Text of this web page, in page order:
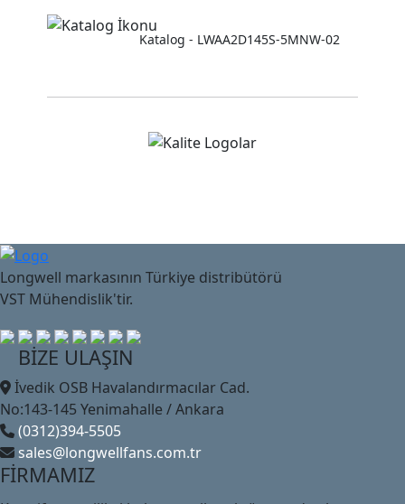
Katalog - LWAA2D145S-5MNW-02
Longwell markasının Türkiye distribütörü
VST Mühendislik'tir.
BİZE ULAŞIN
İvedik OSB Havalandırmacılar Cad.
No:143-145 Yenimahalle / Ankara
(0312)394-5505
sales@longwellfans.com.tr
FİRMAMIZ